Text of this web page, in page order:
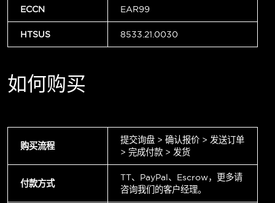
ECCN EAR99
HTSUS 8533.21.0030
如何购买
购买流程
提交询盘 > 确认报价 > 发送订单
> 完成付款 > 发货
付款方式
TT、PayPal、Escrow，更多请
咨询我们的客户经理。